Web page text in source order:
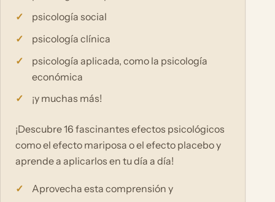
psicología social
psicología clínica
psicología aplicada, como la psicología
económica
¡y muchas más!
¡Descubre 16 fascinantes efectos psicológicos
como el efecto mariposa o el efecto placebo y
aprende a aplicarlos en tu día a día!
Aprovecha esta comprensión y